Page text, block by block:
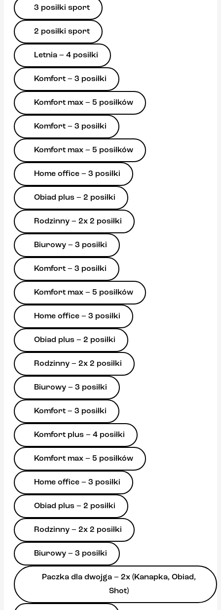
3 posiłki sport
2 posiłki sport
Letnia – 4 posiłki
Komfort – 3 posiłki
Komfort max – 5 posiłków
Komfort – 3 posiłki
Komfort max – 5 posiłków
Home office – 3 posiłki
Obiad plus – 2 posiłki
Rodzinny – 2x 2 posiłki
Biurowy – 3 posiłki
Komfort – 3 posiłki
Komfort max – 5 posiłków
Home office – 3 posiłki
Obiad plus – 2 posiłki
Rodzinny – 2x 2 posiłki
Biurowy – 3 posiłki
Komfort – 3 posiłki
Komfort plus – 4 posiłki
Komfort max – 5 posiłków
Home office – 3 posiłki
Obiad plus – 2 posiłki
Rodzinny – 2x 2 posiłki
Biurowy – 3 posiłki
Paczka dla dwojga – 2x (Kanapka, Obiad,
Shot)